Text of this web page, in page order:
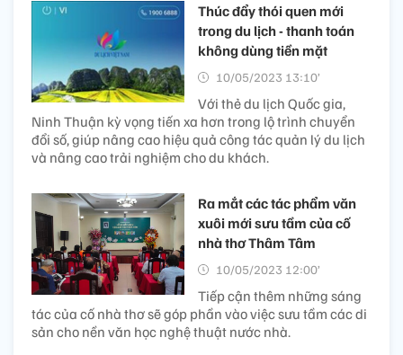
Thúc đẩy thói quen mới
trong du lịch - thanh toán
không dùng tiền mặt
10/05/2023 13:10’
Với thẻ du lịch Quốc gia,
Ninh Thuận kỳ vọng tiến xa hơn trong lộ trình chuyển
đổi số, giúp nâng cao hiệu quả công tác quản lý du lịch
và nâng cao trải nghiệm cho du khách.
Ra mắt các tác phẩm văn
xuôi mới sưu tầm của cố
nhà thơ Thâm Tâm
10/05/2023 12:00’
Tiếp cận thêm những sáng
tác của cố nhà thơ sẽ góp phần vào việc sưu tầm các di
sản cho nền văn học nghệ thuật nước nhà.